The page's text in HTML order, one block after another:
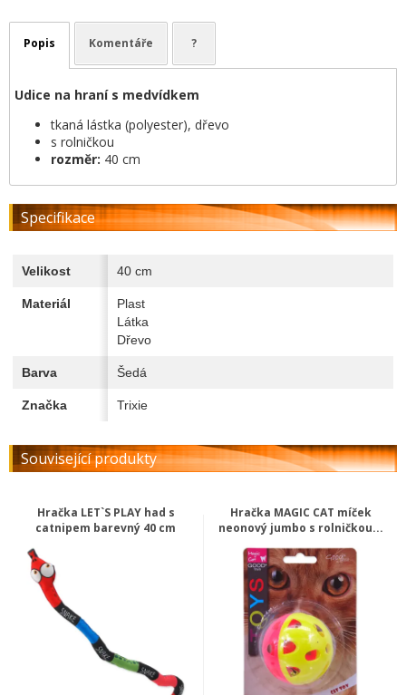
Popis Komentáře ?
Udice na hraní s medvídkem
tkaná lástka (polyester), dřevo
s rolničkou
rozměr: 40 cm
Specifikace
Velikost 40 cm
Materiál
Plast
Látka
Dřevo
Barva Šedá
Značka Trixie
Související produkty
Hračka LET`S PLAY had s
catnipem barevný 40 cm
Hračka MAGIC CAT míček
neonový jumbo s rolničkou...